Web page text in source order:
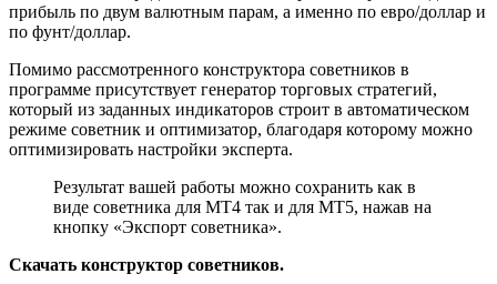
прибыль по двум валютным парам, а именно по евро/доллар и
по фунт/доллар.
Помимо рассмотренного конструктора советников в
программе присутствует генератор торговых стратегий,
который из заданных индикаторов строит в автоматическом
режиме советник и оптимизатор, благодаря которому можно
оптимизировать настройки эксперта.
Результат вашей работы можно сохранить как в
виде советника для МТ4 так и для МТ5, нажав на
кнопку «Экспорт советника».
Скачать конструктор советников.